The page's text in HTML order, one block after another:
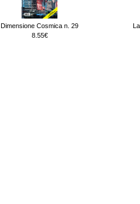
Dimensione Cosmica n. 29
8.55€